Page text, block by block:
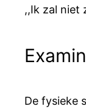
,,Ik zal niet
De fysieke